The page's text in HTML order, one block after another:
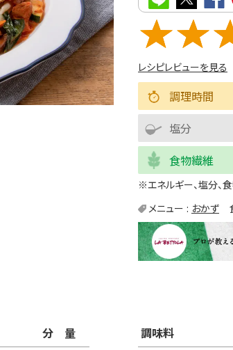
レシピレビューを見る
調理時間
塩分
食物繊維
※エネルギー、塩分、
メニュー
おかず
分量
調味料